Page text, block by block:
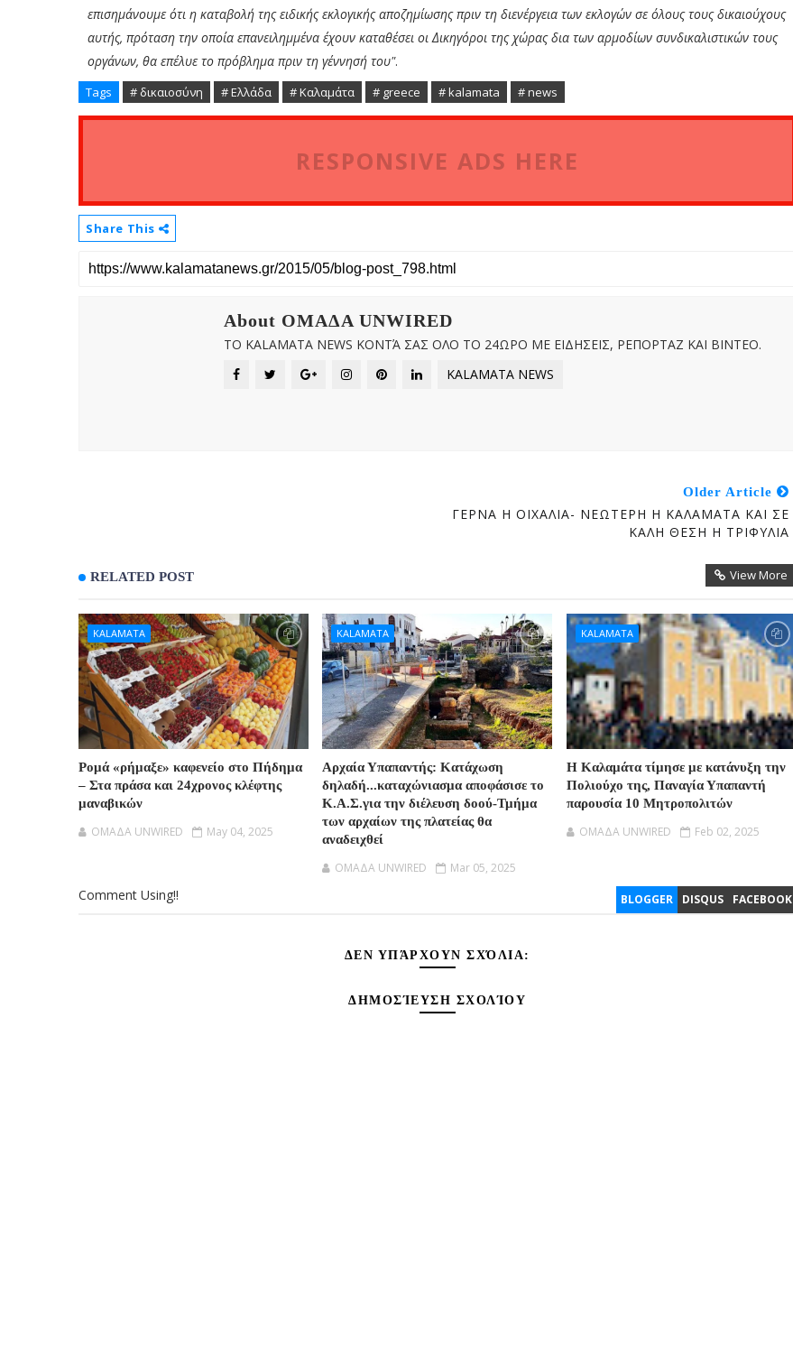
επισημάνουμε ότι η καταβολή της ειδικής εκλογικής αποζημίωσης πριν τη διενέργεια των εκλογών σε όλους τους δικαιούχους
αυτής, πρόταση την οποία επανειλημμένα έχουν καταθέσει οι Δικηγόροι της χώρας δια των αρμοδίων συνδικαλιστικών τους
οργάνων, θα επέλυε το πρόβλημα πριν τη γέννησή του".
Tags # δικαιοσύνη # Ελλάδα # Καλαμάτα # greece # kalamata # news
RESPONSIVE ADS HERE
Share This
About OMAΔΑ UNWIRED
ΤΟ KALAMATA NEWS ΚΟΝΤΆ ΣΑΣ ΟΛΟ ΤΟ 24ΩΡΟ ΜΕ ΕΙΔΗΣΕΙΣ, ΡΕΠΟΡΤΑΖ ΚΑΙ ΒΙΝΤΕΟ.
KALAMATA NEWS
Older Article
ΓΕΡΝΑ Η ΟΙΧΑΛΙΑ- ΝΕΩΤΕΡΗ Η ΚΑΛΑΜΑΤΑ ΚΑΙ ΣΕ
ΚΑΛΗ ΘΕΣΗ Η ΤΡΙΦΥΛΙΑ
RELATED POST View More
KALAMATA
Ρομά «ρήμαξε» καφενείο στο Πήδημα
– Στα πράσα και 24χρονος κλέφτης
μαναβικών
OMAΔΑ UNWIRED May 04, 2025
KALAMATA
Αρχαία Υπαπαντής: Κατάχωση
δηλαδή...καταχώνιασμα αποφάσισε το
Κ.Α.Σ.για την διέλευση δοού-Τμήμα
των αρχαίων της πλατείας θα
αναδειχθεί
OMAΔΑ UNWIRED Mar 05, 2025
KALAMATA
Η Καλαμάτα τίμησε με κατάνυξη την
Πολιούχο της, Παναγία Υπαπαντή
παρουσία 10 Μητροπολιτών
OMAΔΑ UNWIRED Feb 02, 2025
BLOGGER DISQUS FACEBOOK
Comment Using!!
ΔΕΝ ΥΠΆΡΧΟΥΝ ΣΧΌΛΙΑ:
ΔΗΜΟΣΊΕΥΣΗ ΣΧΟΛΊΟΥ